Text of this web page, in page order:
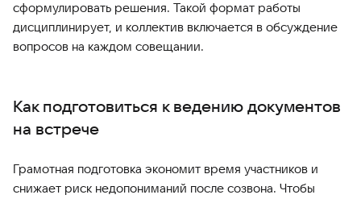
сформулировать решения. Такой формат работы
дисциплинирует, и коллектив включается в обсуждение
вопросов на каждом совещании.
Как подготовиться к ведению документов
на встрече
Грамотная подготовка экономит время участников и
снижает риск недопониманий после созвона. Чтобы